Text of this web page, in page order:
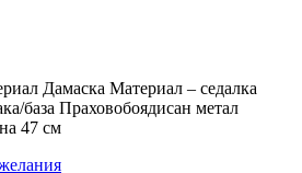
Дамаска Материал – седалка
база Праховобоядисан метал
47 см